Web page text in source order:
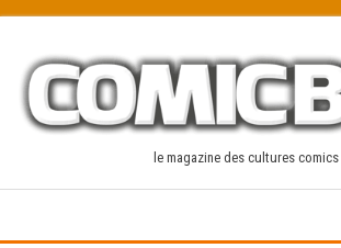
content
le magazine des cultures comics